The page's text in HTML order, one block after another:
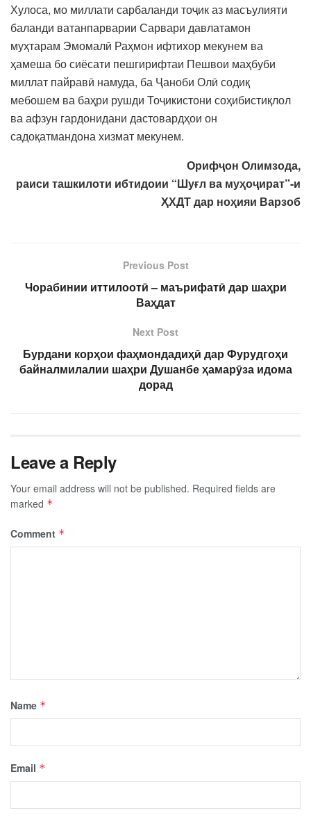
Хулоса, мо миллати сарбаланди тоҷик аз масъулияти
баланди ватанпарварии Сарвари давлатамон
муҳтарам Эмомалӣ Раҳмон ифтихор мекунем ва
ҳамеша бо сиёсати пешгирифтаи Пешвои маҳбуби
миллат пайравӣ намуда, ба Ҷаноби Олӣ содиқ
мебошем ва баҳри рушди Тоҷикистони соҳибистиқлол
ва афзун гардонидани дастовардҳои он
садоқатмандона хизмат мекунем.
Орифҷон Олимзода,
раиси ташкилоти ибтидоии “Шуғл ва муҳоҷират”-и
ҲХДТ дар ноҳияи Варзоб
Previous Post
Чорабинии иттилоотӣ – маърифатӣ дар шаҳри
Ваҳдат
Next Post
Бурдани корҳои фаҳмондадиҳӣ дар Фурудгоҳи
байналмилалии шаҳри Душанбе ҳамарӯза идома
дорад
Leave a Reply
Your email address will not be published. Required fields are
marked *
Comment *
Name *
Email *